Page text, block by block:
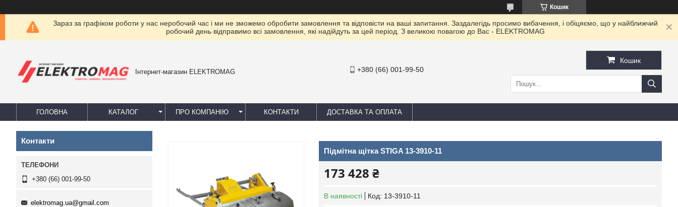
Кошик
Зараз за графіком роботи у нас неробочий час і ми не зможемо обробити замовлення та відповісти на ваші запитання. Заздалегідь просимо вибачення, і обіцяємо, що у найближчий
робочий день відправимо всі замовлення, які надійдуть за цей період. З великою повагою до Ваc - ELEKTROMAG
Інтернет-магазин ELEKTROMAG +380 (66) 001-99-50
Кошик
ГОЛОВНА КАТАЛОГ ПРО КОМПАНІЮ КОНТАКТИ ДОСТАВКА ТА ОПЛАТА
Підмітна щітка STIGA 13-3910-11
173 428 ₴
В наявності Код: 13-3910-11
Контакти
+380 (66) 001-99-50
elektromag.ua@gmail.com